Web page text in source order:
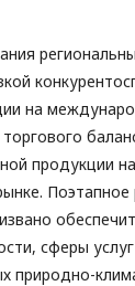
на
продукции
Поэтапное
сферы
природно-